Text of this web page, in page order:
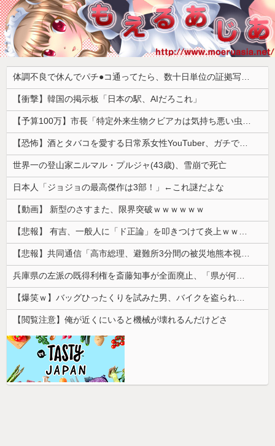
体調不良で休んでパチ●コ通ってたら、数十日単位の証拠写真撮られて会社クビになった
【衝撃】韓国の掲示板「日本の駅、AIだろこれ」
【予算100万】市長「特定外来生物クビアカは気持ち悪い虫だしそんな需要ないと思う」1匹300円相当の報奨金→初日に42万取られ焦り
【恐怖】酒とタバコを愛する日常系女性YouTuber、ガチで体が終わる・・・
世界一の登山家ニルマル・プルジャ(43歳)、雪崩で死亡
日本人「ジョジョの最高傑作は3部！」←これ謎だよな
【動画】 新型のさすまた、限界突破ｗｗｗｗｗｗ
【悲報】 有吉、一般人に「ド正論」を叩きつけて炎上ｗｗｗｗｗｗｗｗ
【悲報】共同通信「高市総理、避難所3分間の被災地熊本視察動画に批判！」 → 内閣報道官「避難所視察は51分間！大変な状況の中で、1時間近く受け入れていただき、感謝！」
兵庫県の左派の既得利権を斎藤知事が全面廃止、「県が何をするねん？」と存在意義そのものが不明で……
【爆笑ｗ】バッグひったくりを試みた男、バイクを盗られる！
【閲覧注意】俺が近くにいると機械が壊れるんだけどさ